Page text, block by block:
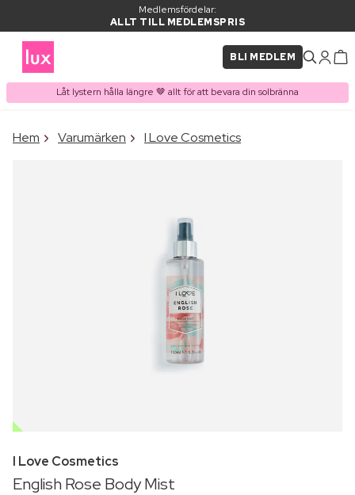
Medlemsfördelar:
ALLT TILL MEDLEMSPRIS
BLI MEDLEM
Låt lystern hålla längre 🤎 allt för att bevara din solbränna
PRODUKT I VARUKORGEN
Hem Varumärken I Love Cosmetics
OUTLET
I Love Cosmetics
English Rose Body Mist